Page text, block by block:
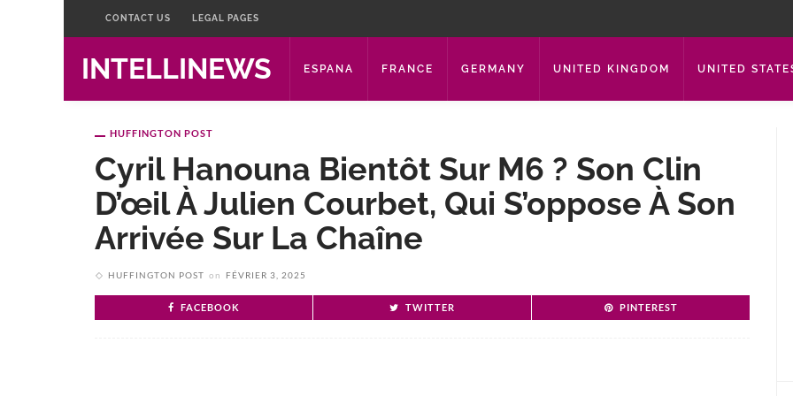
CONTACT US LEGAL PAGES
INTELLINEWS ESPANA FRANCE GERMANY UNITED KINGDOM UNITED
HUFFINGTON POST
Cyril Hanouna Bientôt Sur M6 ? Son Clin
D’œil À Julien Courbet, Qui S’oppose À Son
Arrivée Sur La Chaîne
HUFFINGTON POST on FÉVRIER 3, 2025
FACEBOOK TWITTER PINTEREST